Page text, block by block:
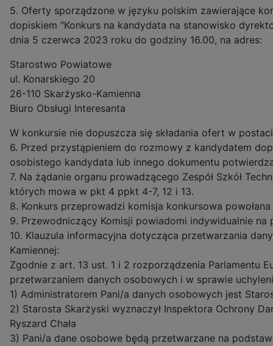
5. Oferty sporządzone w języku polskim zawierające
dopiskiem "Konkurs na kandydata na stanowisko
dnia 5 czerwca 2023 roku do godziny 16.00, na adres:
Starostwo Powiatowe
ul. Konarskiego 20
26-110 Skarżysko-Kamienna
Biuro Obsługi Interesanta
W konkursie nie dopuszcza się składania ofert w
6. Przed przystąpieniem do rozmowy z kandydatem
osobistego kandydata lub innego dokumentu
7. Na żądanie organu prowadzącego Zespół Szkół
których mowa w pkt 4 ppkt 4-7, 12 i 13.
8. Konkurs przeprowadzi komisja konkursowa
9. Przewodniczący Komisji powiadomi indywidualnie
10. Klauzula informacyjna dotycząca przetwarzania
Kamiennej:
Zgodnie z art. 13 ust. 1 i 2 rozporządzenia Parlamentu
przetwarzaniem danych osobowych i w sprawie
1) Administratorem Pani/a danych osobowych jest
2) Starosta Skarżyski wyznaczył Inspektora Ochrony
Ryszard Chała
3) Pani/a dane osobowe będą przetwarzane na